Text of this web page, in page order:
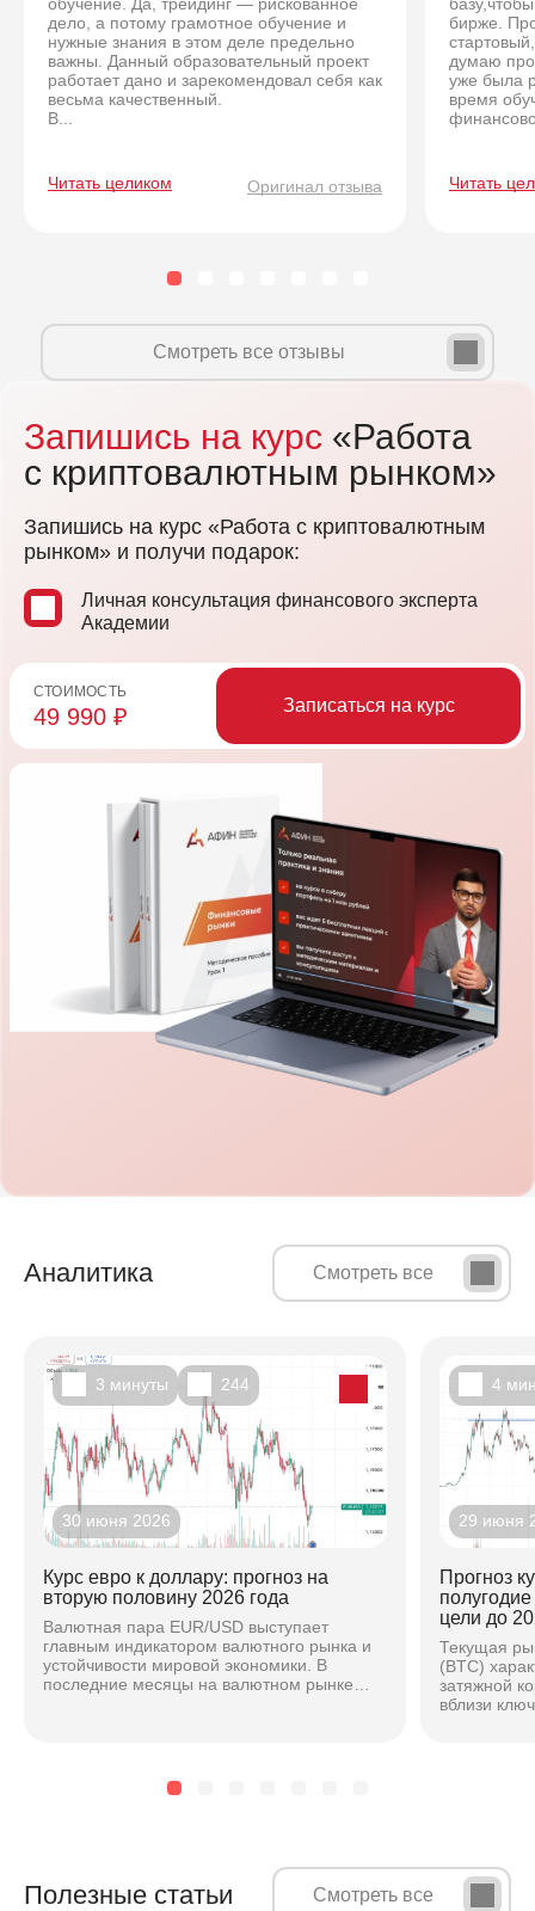
дело, а потому грамотное обучение и
нужные знания в этом деле предельно
важны. Данный образовательный проект
работает дано и зарекомендовал себя как
весьма качественный.
В...
Читать целиком Оригинал отзыва
бирже.
думаю
уже была
время
Читать
Смотреть все отзывы
Запишись на курс «Работа
с криптовалютным рынком»
Запишись на курс «Работа с криптовалютным
рынком» и получи подарок:
Личная консультация финансового эксперта
Академии
СТОИМОСТЬ
49 990 ₽ Записаться на курс
Аналитика Смотреть все
30 июня 2026
3 минуты 244
Курс евро к доллару: прогноз на
вторую половину 2026 года
Валютная пара EUR/USD выступает
главным индикатором валютного рынка и
устойчивости мировой экономики. В
последние месяцы на валютном рынке
29 июня
4
Прогноз
цели до
Текущая
(BTC)
затяжной
вблизи
Полезные статьи Смотреть все